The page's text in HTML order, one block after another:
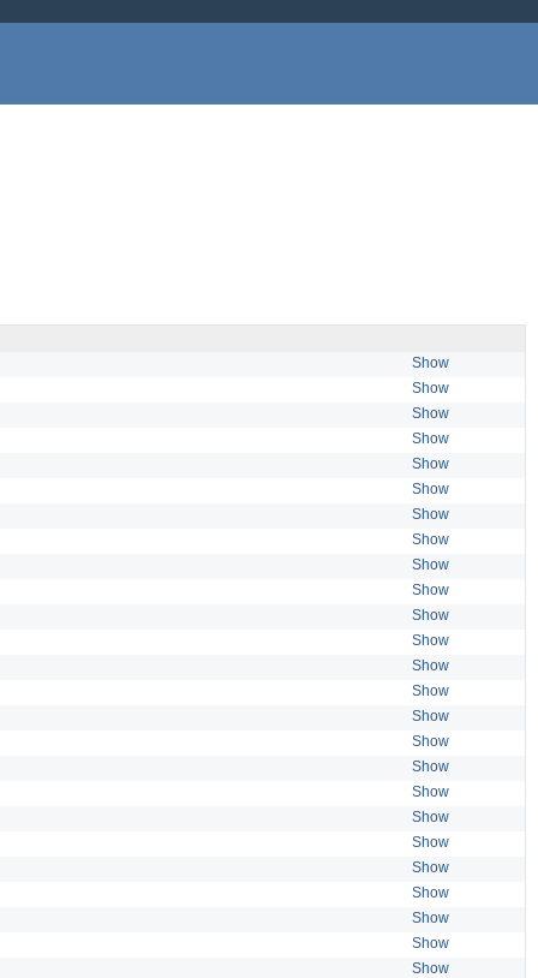
Show
Show
Show
Show
Show
Show
Show
Show
Show
Show
Show
Show
Show
Show
Show
Show
Show
Show
Show
Show
Show
Show
Show
Show
Show